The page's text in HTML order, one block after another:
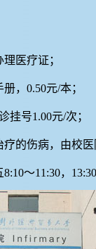
医疗证；
， 0.50元/本；
挂号1.00元/次；
的伤病，由校
8:10～11:30， 13:30